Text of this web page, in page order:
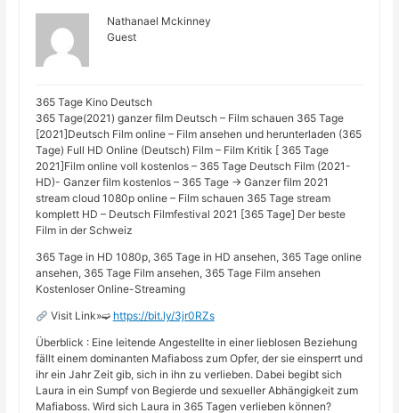
Nathanael Mckinney
Guest
365 Tage Kino Deutsch
365 Tage(2021) ganzer film Deutsch – Film schauen 365 Tage
[2021]Deutsch Film online – Film ansehen und herunterladen (365
Tage) Full HD Online (Deutsch) Film – Film Kritik [ 365 Tage
2021]Film online voll kostenlos – 365 Tage Deutsch Film (2021-
HD)- Ganzer film kostenlos – 365 Tage → Ganzer film 2021
stream cloud 1080p online – Film schauen 365 Tage stream
komplett HD – Deutsch Filmfestival 2021 [365 Tage] Der beste
Film in der Schweiz
365 Tage in HD 1080p, 365 Tage in HD ansehen, 365 Tage online
ansehen, 365 Tage Film ansehen, 365 Tage Film ansehen
Kostenloser Online-Streaming
Visit Link»➫ https://bit.ly/3jr0RZs
Überblick : Eine leitende Angestellte in einer lieblosen Beziehung
fällt einem dominanten Mafiaboss zum Opfer, der sie einsperrt und
ihr ein Jahr Zeit gib, sich in ihn zu verlieben. Dabei begibt sich
Laura in ein Sumpf von Begierde und sexueller Abhängigkeit zum
Mafiaboss. Wird sich Laura in 365 Tagen verlieben können?